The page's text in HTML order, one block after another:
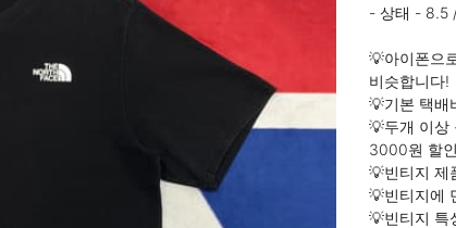
- 상태 - 8.5
💡아이폰으
비슷합니다!
💡기본 택
💡두개 이상
3000원 할
💡빈티지 제
💡빈티지에
💡빈티지 특